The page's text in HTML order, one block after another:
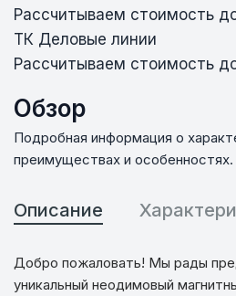
Рассчитываем стоимость
ТК Деловые линии
Рассчитываем стоимость
Обзор
Подробная информация о
преимуществах и особенностях.
Описание
Добро пожаловать! Мы рады
уникальный неодимовый